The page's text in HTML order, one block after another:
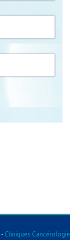
- Cliniques Cancérologie